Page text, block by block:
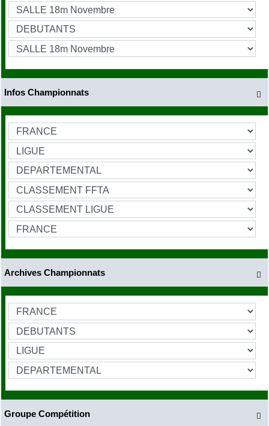

Infos Championnats

Archives Championnats

Groupe Compétition